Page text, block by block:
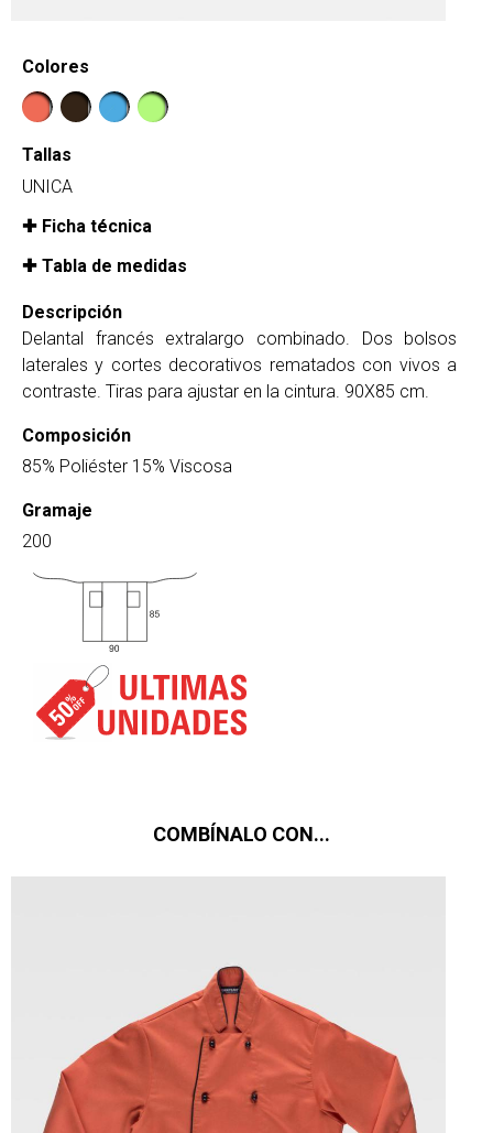
Colores
Tallas
UNICA
Ficha técnica
Tabla de medidas
Descripción
Delantal francés extralargo combinado. Dos bolsos
laterales y cortes decorativos rematados con vivos a
contraste. Tiras para ajustar en la cintura. 90X85 cm.
Composición
85% Poliéster 15% Viscosa
Gramaje
200
COMBÍNALO CON...